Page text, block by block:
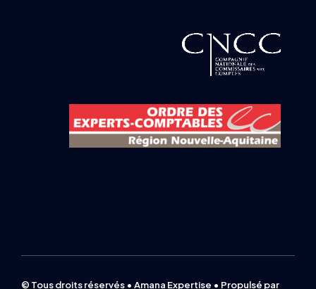
© Tous droits réservés • Amana Expertise • Propulsé par